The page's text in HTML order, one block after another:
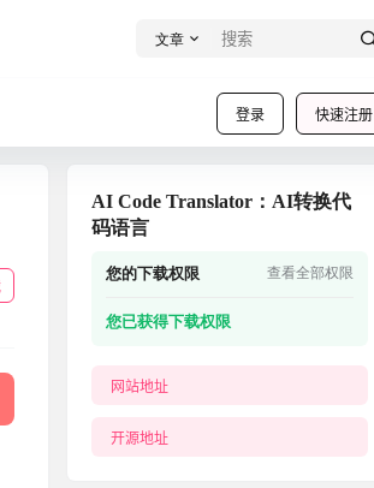
文章
登录 快速注册
AI Code Translator：AI转换代
码语言
您的下载权限 查看全部权限
您已获得下载权限
网站地址
开源地址